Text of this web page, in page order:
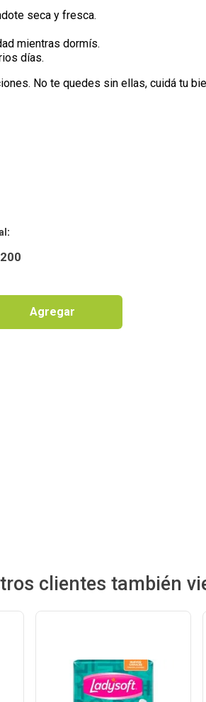
seca y fresca.
mientras dormís.
días.
No te quedes sin ellas, cuidá tu
:
Agregar
clientes también
Ver
Producto